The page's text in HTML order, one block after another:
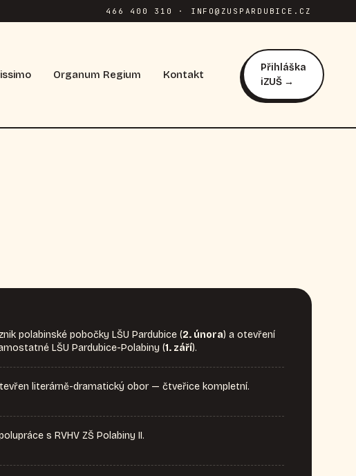
466 400 310 · INFO@ZUSPARDUBICE.CZ
Organum Regium Kontakt
Přihláška
iZUŠ →
polabinské pobočky LŠU Pardubice (2. února) a otevření
LŠU Pardubice-Polabiny (1. září).
literárně-dramatický obor — čtveřice kompletní.
s RVHV ZŠ Polabiny II.